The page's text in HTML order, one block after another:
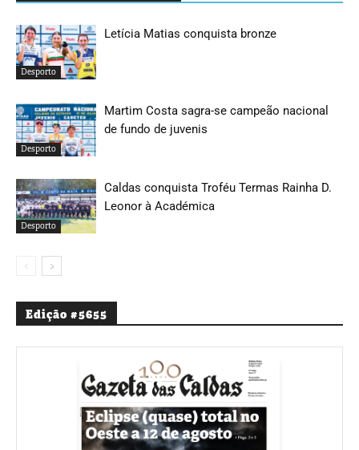
Desporto
Letícia Matias conquista bronze
Desporto
Martim Costa sagra-se campeão nacional
de fundo de juvenis
Desporto
Caldas conquista Troféu Termas Rainha D.
Leonor à Académica
Edição #5655